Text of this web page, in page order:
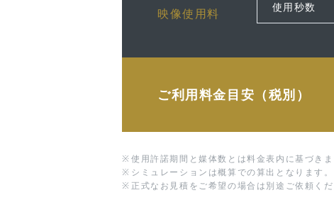
映像使用料
ご利用料金目安（税別）
※ 使用許諾期間と媒体数とは料金表内に基づきま
※ シミュレーションは概算での算出となります。
※ 正式なお見積をご希望の場合は別途ご依頼くだ